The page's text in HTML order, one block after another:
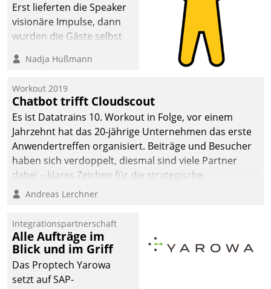
Erst lieferten die Speaker
visionäre Impulse, dann
wurden die Gäste selbst
methodisch
Quartier. Dazwischen
zeigte Datatrain, was es
Neues zu bieten hat.
Nadja Hußmann
Workout 2019
Chatbot trifft Cloudscout
Es ist Datatrains 10. Workout in Folge, vor einem
Jahrzehnt hat das 20-jährige Unternehmen das erste
Anwendertreffen organisiert. Beiträge und Besucher
haben sich verdoppelt, diesmal sind viele Partner
dabei – klares Zeichen für die strategische
Fokussierung auf den Kunden.
Andreas Lerchner
Integrationspartnerschaft
Alle Aufträge im
Blick und im Griff
Das Proptech Yarowa
setzt auf SAP-